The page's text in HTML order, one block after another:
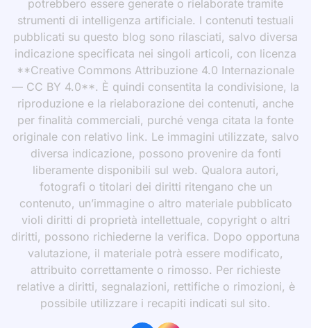
potrebbero essere generate o rielaborate tramite
strumenti di intelligenza artificiale. I contenuti testuali
pubblicati su questo blog sono rilasciati, salvo diversa
indicazione specificata nei singoli articoli, con licenza
**Creative Commons Attribuzione 4.0 Internazionale
— CC BY 4.0**. È quindi consentita la condivisione, la
riproduzione e la rielaborazione dei contenuti, anche
per finalità commerciali, purché venga citata la fonte
originale con relativo link. Le immagini utilizzate, salvo
diversa indicazione, possono provenire da fonti
liberamente disponibili sul web. Qualora autori,
fotografi o titolari dei diritti ritengano che un
contenuto, un’immagine o altro materiale pubblicato
violi diritti di proprietà intellettuale, copyright o altri
diritti, possono richiederne la verifica. Dopo opportuna
valutazione, il materiale potrà essere modificato,
attribuito correttamente o rimosso. Per richieste
relative a diritti, segnalazioni, rettifiche o rimozioni, è
possibile utilizzare i recapiti indicati sul sito.